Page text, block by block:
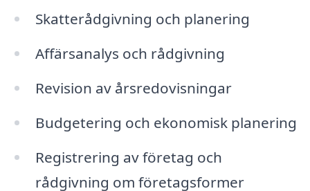
Skatterådgivning och planering
Affärsanalys och rådgivning
Revision av årsredovisningar
Budgetering och ekonomisk planering
Registrering av företag och
rådgivning om företagsformer